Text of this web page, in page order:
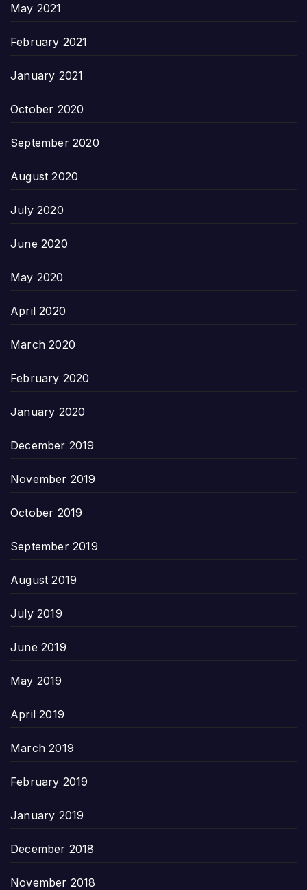
May 2021
February 2021
January 2021
October 2020
September 2020
August 2020
July 2020
June 2020
May 2020
April 2020
March 2020
February 2020
January 2020
December 2019
November 2019
October 2019
September 2019
August 2019
July 2019
June 2019
May 2019
April 2019
March 2019
February 2019
January 2019
December 2018
November 2018